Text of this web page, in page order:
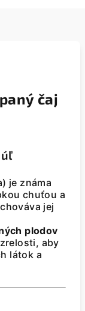
čaj
je známa
chuťou a
jej
plodov
aby
látok a